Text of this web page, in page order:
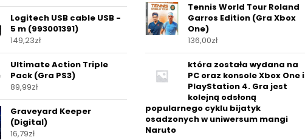
Logitech USB cable USB -
5 m (993001391)
149,23zł
Ultimate Action Triple
Pack (Gra PS3)
89,99zł
Graveyard Keeper
(Digital)
16,79zł
Tennis World Tour Roland
Garros Edition (Gra Xbox
One)
136,00zł
która została wydana na
PC oraz konsole Xbox One i
PlayStation 4. Gra jest
kolejną odsłoną
popularnego cyklu bijatyk
osadzonych w uniwersum mangi
Naruto